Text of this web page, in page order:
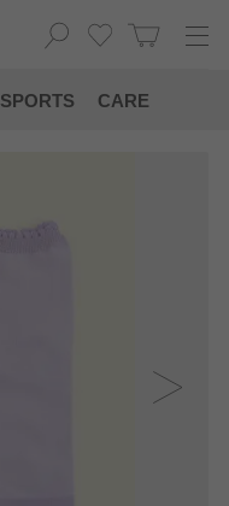
SPORTS CARE